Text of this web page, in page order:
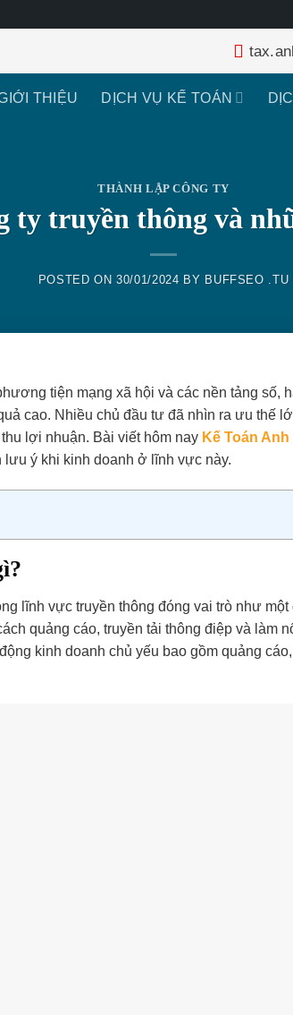
THIỆU DỊCH VỤ KẾ TOÁN
THÀNH LẬP CÔNG TY
ty truyền thông và
POSTED ON30/01/2024 BY BUFFSEO .TU
tiện mạng xã hội và các nền tảng số,
cao. Nhiều chủ đầu tư đã nhìn ra ưu thế
lợi nhuận. Bài viết hôm nay Kế Toán Anh
lưu ý khi kinh doanh ở lĩnh vực này.
lĩnh vực truyền thông đóng vai trò như
quảng cáo, truyền tải thông điệp và làm
kinh doanh chủ yếu bao gồm quảng